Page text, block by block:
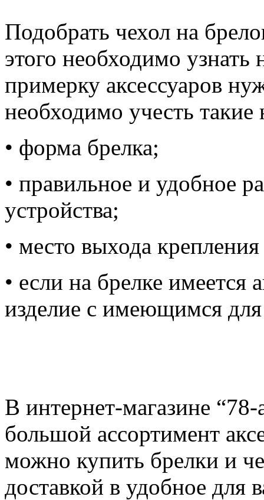
Подобрать чехол на
этого необходимо узнать
примерку аксессуаров
необходимо учесть
• форма брелка;
• правильное и удобное
устройства;
• место выхода
• если на брелке имеется
изделие с имеющимся
В интернет-магазине
большой ассортимент
можно купить брелки и
доставкой в удобное для